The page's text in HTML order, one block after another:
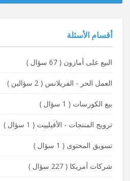
أقسام الأسئلة
البيع على أمازون ( 67 سؤال )
العمل الحر - الفريلانس ( 2 سؤالين )
بيع الكورسات ( 1 سؤال )
ترويج المنتجات - الأفيلييت ( 1 سؤال )
تسويق المحتوى ( 1 سؤال )
شركات أمريكا ( 227 سؤال )